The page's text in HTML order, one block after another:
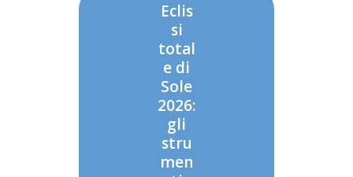
Eclis
si
total
e di
Sole
2026:
gli
stru
men